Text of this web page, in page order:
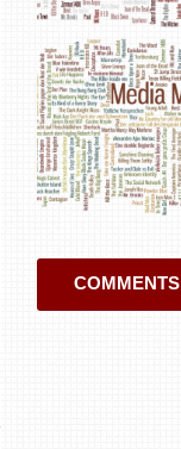
COMMENTS